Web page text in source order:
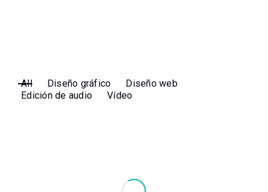
All Diseño gráfico
Diseño web
Edición de audio
Vídeo